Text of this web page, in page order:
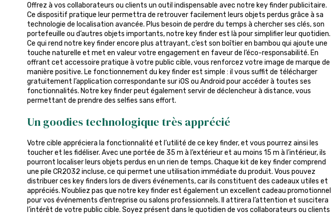
Offrez à vos collaborateurs ou clients un outil indispensable avec notre key finder publicitaire.
Ce dispositif pratique leur permettra de retrouver facilement leurs objets perdus grâce à sa
technologie de localisation avancée. Plus besoin de perdre du temps à chercher ses clés, son
portefeuille ou d’autres objets importants, notre key finder est là pour simplifier leur quotidien.
Ce qui rend notre key finder encore plus attrayant, c’est son boîtier en bambou qui ajoute une
touche naturelle et met en valeur votre engagement en faveur de l’éco-responsabilité. En
offrant cet accessoire pratique à votre public cible, vous renforcez votre image de marque de
manière positive. Le fonctionnement du key finder est simple : il vous suffit de télécharger
gratuitement l’application correspondante sur iOS ou Android pour accéder à toutes ses
fonctionnalités. Notre key finder peut également servir de déclencheur à distance, vous
permettant de prendre des selfies sans effort.
Un goodies technologique très apprécié
Votre cible appréciera la fonctionnalité et l’utilité de ce key finder, et vous pourrez ainsi les
toucher et les fidéliser. Avec une portée de 35 m à l’extérieur et au moins 15 m à l’intérieur, ils
pourront localiser leurs objets perdus en un rien de temps. Chaque kit de key finder comprend
une pile CR2032 incluse, ce qui permet une utilisation immédiate du produit. Vous pouvez
distribuer ces key finders lors de divers événements, car ils constituent des cadeaux utiles et
appréciés. N’oubliez pas que notre key finder est également un excellent cadeau promotionnel
pour vos événements d’entreprise ou salons professionnels. Il attirera l’attention et suscitera
l’intérêt de votre public cible. Soyez présent dans le quotidien de vos collaborateurs ou clients